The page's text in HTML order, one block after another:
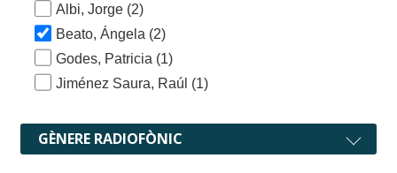
Albi, Jorge (2)
Beato, Ángela (2)
Godes, Patricia (1)
Jiménez Saura, Raúl (1)
GÈNERE RADIOFÒNIC